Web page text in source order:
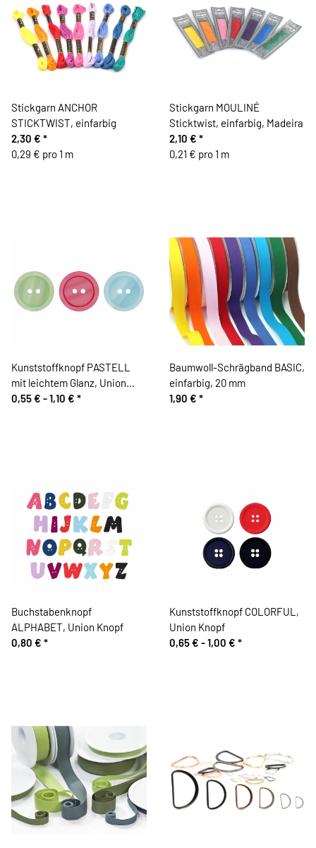
Stickgarn ANCHOR
STICKTWIST, einfarbig
2,30 € *
0,29 € pro 1 m
Stickgarn MOULINÉ
Sticktwist, einfarbig, Madeira
2,10 € *
0,21 € pro 1 m
Kunststoffknopf PASTELL
mit leichtem Glanz, Union
Knopf
0,55 € -1,10 € *
Baumwoll-Schrägband BASIC,
einfarbig, 20 mm
1,90 € *
Buchstabenknopf
ALPHABET, Union Knopf
0,80 € *
Kunststoffknopf COLORFUL,
Union Knopf
0,65 € -1,00 € *